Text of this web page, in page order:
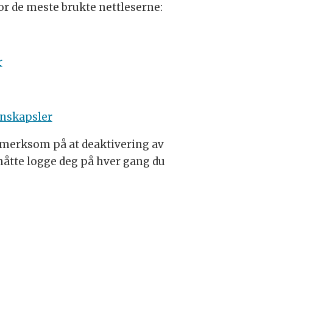
de meste brukte nettleserne:
på at deaktivering av
logge deg på hver gang du